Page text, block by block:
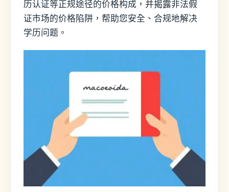
历认证等正规途径的价格构成，并揭露非法假
证市场的价格陷阱，帮助您安全、合规地解决
学历问题。